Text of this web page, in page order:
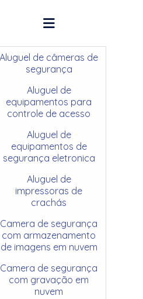
Aluguel de câmeras de
segurança
Aluguel de
equipamentos para
controle de acesso
Aluguel de
equipamentos de
segurança eletronica
Aluguel de
impressoras de
crachás
Camera de segurança
com armazenamento
de imagens em nuvem
Camera de segurança
com gravação em
nuvem